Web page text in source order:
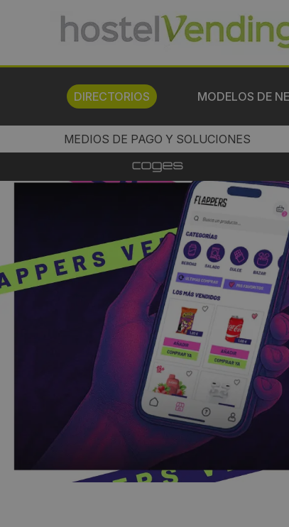
DIRECTORIOS MODELOS DE
MEDIOS DE PAGO Y SOLUCIONES